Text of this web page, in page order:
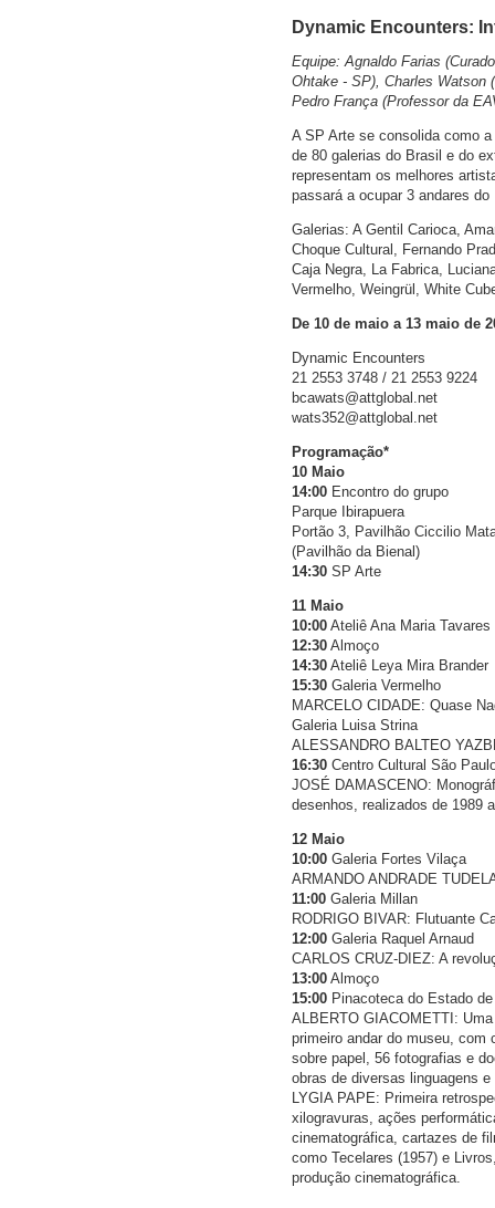
Dynamic Encounters:
Equipe: Agnaldo Farias
Ohtake - SP), Charles Watson
Pedro França (Professor da
A SP Arte se consolida como
de 80 galerias do Brasil e do
representam os melhores
passará a ocupar 3 andares
Galerias: A Gentil Carioca,
Choque Cultural, Fernando
Caja Negra, La Fabrica,
Vermelho, Weingrül, White
De 10 de maio a 13 maio de
Dynamic Encounters
21 2553 3748 / 21 2553 9224
bcawats@attglobal.net
wats352@attglobal.net
Programação*
10 Maio
14:00 Encontro do grupo
Parque Ibirapuera
Portão 3, Pavilhão Ciccilio
(Pavilhão da Bienal)
14:30 SP Arte
11 Maio
10:00 Ateliê Ana Maria Tavares
12:30 Almoço
14:30 Ateliê Leya Mira Brander
15:30 Galeria Vermelho
MARCELO CIDADE: Quase
Galeria Luisa Strina
ALESSANDRO BALTEO
16:30 Centro Cultural São
JOSÉ DAMASCENO:
desenhos, realizados de 1989
12 Maio
10:00 Galeria Fortes Vilaça
ARMANDO ANDRADE
11:00 Galeria Millan
RODRIGO BIVAR: Flutuante
12:00 Galeria Raquel Arnaud
CARLOS CRUZ-DIEZ: A
13:00 Almoço
15:00 Pinacoteca do Estado
ALBERTO GIACOMETTI:
primeiro andar do museu, com
sobre papel, 56 fotografias e
obras de diversas linguagens
LYGIA PAPE: Primeira
xilogravuras, ações
cinematográfica, cartazes de
como Tecelares (1957) e
produção cinematográfica.